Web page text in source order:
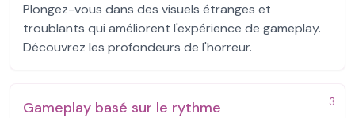
Plongez-vous dans des visuels étranges et
troublants qui améliorent l'expérience de gameplay.
Découvrez les profondeurs de l'horreur.
3
Gameplay basé sur le rythme